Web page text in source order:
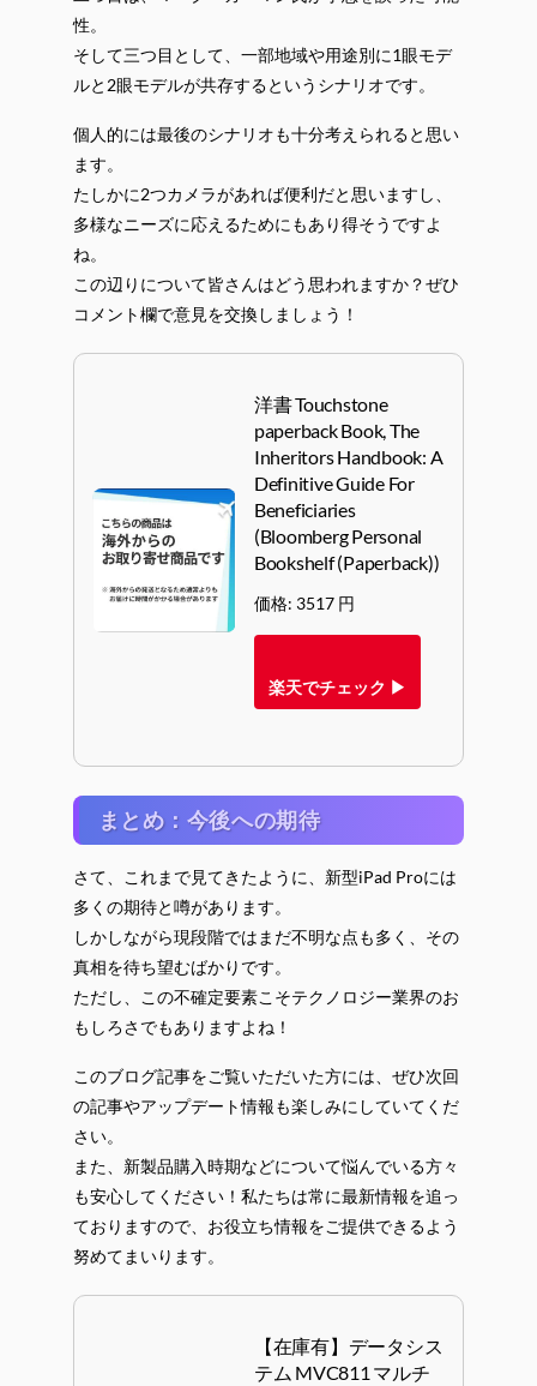
性。
そして三つ目として、一部地域や用途別に1眼モデ
ルと2眼モデルが共存するというシナリオです。
個人的には最後のシナリオも十分考えられると思い
ます。
たしかに2つカメラがあれば便利だと思いますし、
多様なニーズに応えるためにもあり得そうですよ
ね。
この辺りについて皆さんはどう思われますか？ぜひ
コメント欄で意見を交換しましょう！
洋書 Touchstone
paperback Book, The
Inheritors Handbook: A
Definitive Guide For
Beneficiaries
(Bloomberg Personal
Bookshelf (Paperback))
価格: 3517 円
楽天でチェック ▶
まとめ：今後への期待
さて、これまで見てきたように、新型iPad Proには
多くの期待と噂があります。
しかしながら現段階ではまだ不明な点も多く、その
真相を待ち望むばかりです。
ただし、この不確定要素こそテクノロジー業界のお
もしろさでもありますよね！
このブログ記事をご覧いただいた方には、ぜひ次回
の記事やアップデート情報も楽しみにしていてくだ
さい。
また、新製品購入時期などについて悩んでいる方々
も安心してください！私たちは常に最新情報を追っ
ておりますので、お役立ち情報をご提供できるよう
努めてまいります。
【在庫有】データシス
テム MVC811 マルチ